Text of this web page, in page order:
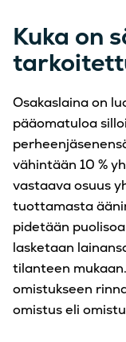
Kuka on
Osakaslaina on
pääomatuloa
vähintään 10 %
vastaava osuus
tuottamasta
pidetään
lasketaan
tilanteen
omistukseen
omistus eli